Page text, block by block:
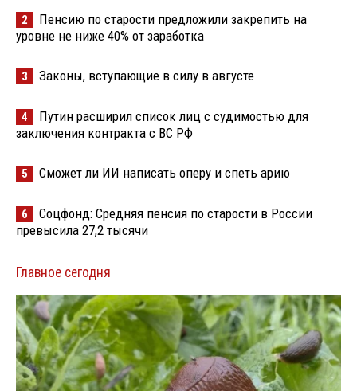
2
Пенсию по старости предложили закрепить на
уровне не ниже 40% от заработка
3 Законы, вступающие в силу в августе
4
Путин расширил список лиц с судимостью для
заключения контракта с ВС РФ
5 Сможет ли ИИ написать оперу и спеть арию
6
Соцфонд: Средняя пенсия по старости в России
превысила 27,2 тысячи
Главное сегодня